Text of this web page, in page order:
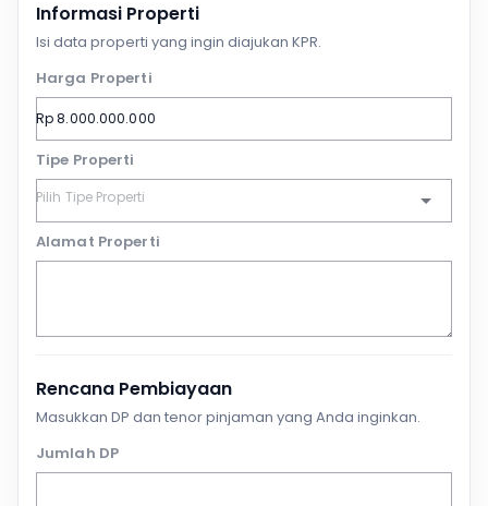
Informasi Properti
Isi data properti yang ingin diajukan KPR.
Harga Properti
Tipe Properti
Alamat Properti
Rencana Pembiayaan
Masukkan DP dan tenor pinjaman yang Anda inginkan.
Jumlah DP